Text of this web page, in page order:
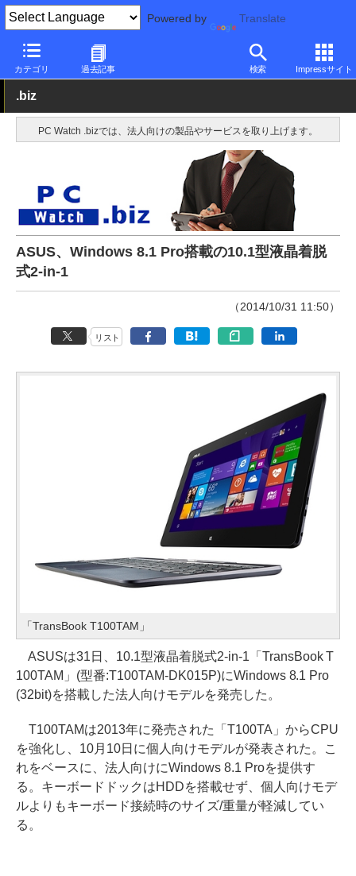
Powered by Translate
カテゴリ 過去記事 検索 Impressサイト
PC Watch パソコン/タブレット/スマートフォン ASUS
.biz
PC Watch .bizでは、法人向けの製品やサービスを取り上げます。
ASUS、Windows 8.1 Pro搭載の10.1型液晶着脱
式2-in-1
（2014/10/31 11:50）
リスト
「TransBook T100TAM」
ASUSは31日、10.1型液晶着脱式2-in-1「TransBook T
100TAM」(型番:T100TAM-DK015P)にWindows 8.1 Pro
(32bit)を搭載した法人向けモデルを発売した。
T100TAMは2013年に発売された「T100TA」からCPU
を強化し、10月10日に個人向けモデルが発表された。こ
れをベースに、法人向けにWindows 8.1 Proを提供す
る。キーボードドックはHDDを搭載せず、個人向けモデ
ルよりもキーボード接続時のサイズ/重量が軽減してい
る。